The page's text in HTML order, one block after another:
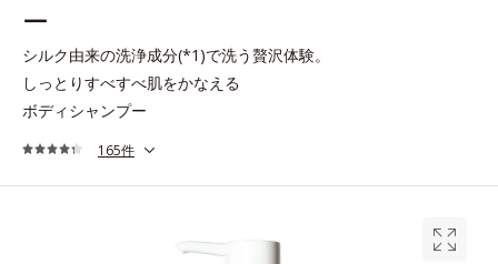
ー
シルク由来の洗浄成分(*1)で洗う贅沢体験。
しっとりすべすべ肌をかなえる
ボディシャンプー
165件